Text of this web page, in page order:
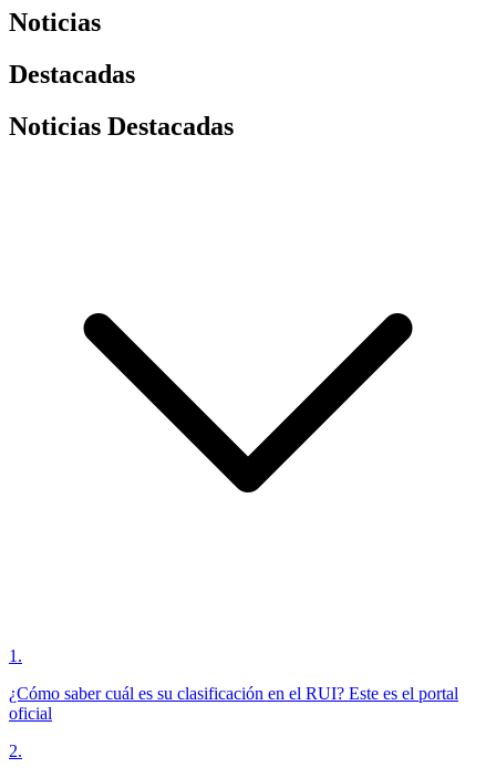
Noticias
Destacadas
Noticias Destacadas
1 .
¿Cómo saber cuál es su clasificación en el RUI? Este es el portal
oficial
2.